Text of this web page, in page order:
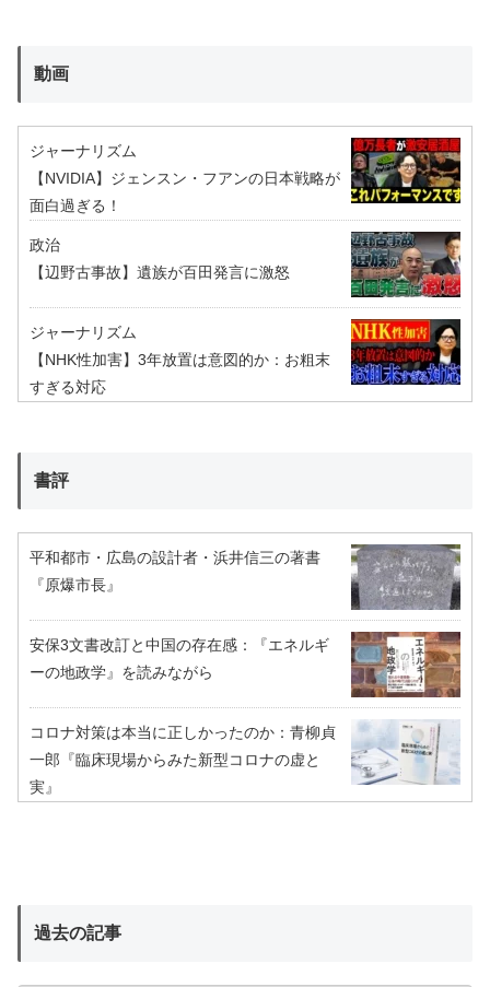
動画
ジャーナリズム
【NVIDIA】ジェンスン・フアンの日本戦略が
面白過ぎる！
政治
【辺野古事故】遺族が百田発言に激怒
ジャーナリズム
【NHK性加害】3年放置は意図的か：お粗末
すぎる対応
書評
平和都市・広島の設計者・浜井信三の著書
『原爆市長』
安保3文書改訂と中国の存在感：『エネルギ
ーの地政学』を読みながら
コロナ対策は本当に正しかったのか：青柳貞
一郎『臨床現場からみた新型コロナの虚と
実』
過去の記事